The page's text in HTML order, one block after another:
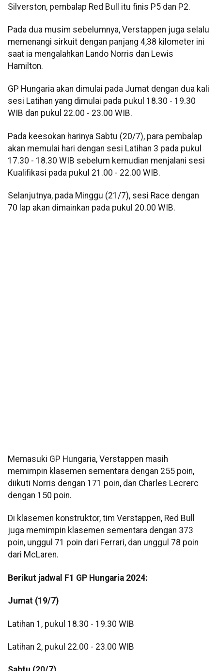
Silverston, pembalap Red Bull itu finis P5 dan P2.
Pada dua musim sebelumnya, Verstappen juga selalu
memenangi sirkuit dengan panjang 4,38 kilometer ini
saat ia mengalahkan Lando Norris dan Lewis
Hamilton.
GP Hungaria akan dimulai pada Jumat dengan dua kali
sesi Latihan yang dimulai pada pukul 18.30 - 19.30
WIB dan pukul 22.00 - 23.00 WIB.
Pada keesokan harinya Sabtu (20/7), para pembalap
akan memulai hari dengan sesi Latihan 3 pada pukul
17.30 - 18.30 WIB sebelum kemudian menjalani sesi
Kualifikasi pada pukul 21.00 - 22.00 WIB.
Selanjutnya, pada Minggu (21/7), sesi Race dengan
70 lap akan dimainkan pada pukul 20.00 WIB.
Memasuki GP Hungaria, Verstappen masih
memimpin klasemen sementara dengan 255 poin,
diikuti Norris dengan 171 poin, dan Charles Lecrerc
dengan 150 poin.
Di klasemen konstruktor, tim Verstappen, Red Bull
juga memimpin klasemen sementara dengan 373
poin, unggul 71 poin dari Ferrari, dan unggul 78 poin
dari McLaren.
Berikut jadwal F1 GP Hungaria 2024:
Jumat (19/7)
Latihan 1, pukul 18.30 - 19.30 WIB
Latihan 2, pukul 22.00 - 23.00 WIB